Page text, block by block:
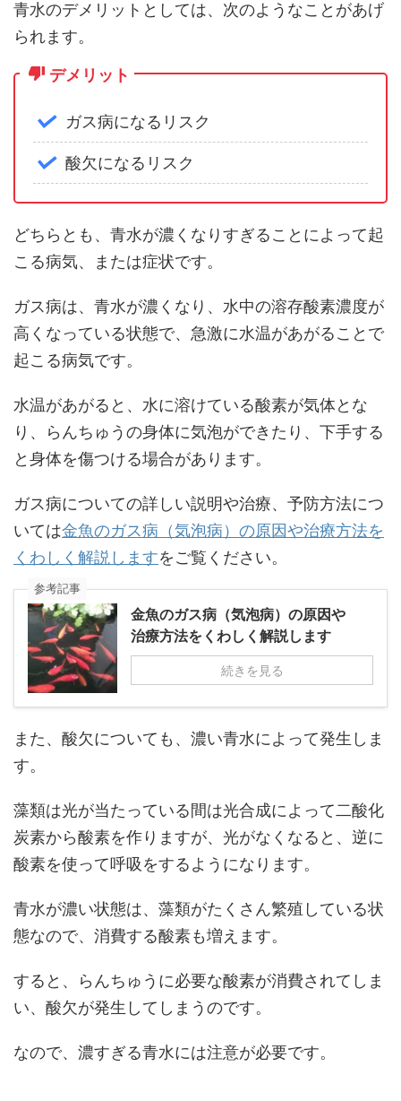
青水のデメリットとしては、次のようなことがあげ
られます。
デメリット
ガス病になるリスク
酸欠になるリスク
どちらとも、青水が濃くなりすぎることによって起
こる病気、または症状です。
ガス病は、青水が濃くなり、水中の溶存酸素濃度が
高くなっている状態で、急激に水温があがることで
起こる病気です。
水温があがると、水に溶けている酸素が気体とな
り、らんちゅうの身体に気泡ができたり、下手する
と身体を傷つける場合があります。
ガス病についての詳しい説明や治療、予防方法につ
いては金魚のガス病（気泡病）の原因や治療方法を
くわしく解説しますをご覧ください。
参考記事
金魚のガス病（気泡病）の原因や
治療方法をくわしく解説します
続きを見る
また、酸欠についても、濃い青水によって発生しま
す。
藻類は光が当たっている間は光合成によって二酸化
炭素から酸素を作りますが、光がなくなると、逆に
酸素を使って呼吸をするようになります。
青水が濃い状態は、藻類がたくさん繁殖している状
態なので、消費する酸素も増えます。
すると、らんちゅうに必要な酸素が消費されてしま
い、酸欠が発生してしまうのです。
なので、濃すぎる青水には注意が必要です。